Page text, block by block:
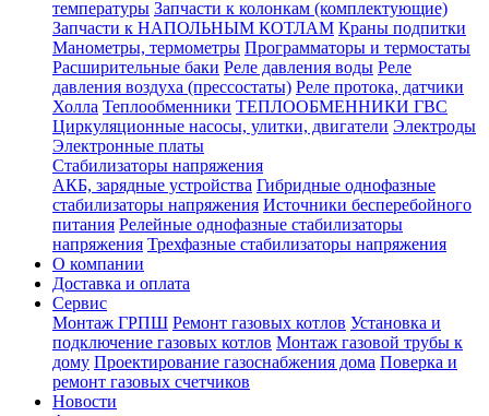
температуры Запчасти к колонкам (комплектующие)
Запчасти к НАПОЛЬНЫМ КОТЛАМ Краны подпитки
Манометры, термометры Программаторы и термостаты
Расширительные баки Реле давления воды Реле
давления воздуха (прессостаты) Реле протока, датчики
Холла Теплообменники ТЕПЛООБМЕННИКИ ГВС
Циркуляционные насосы, улитки, двигатели Электроды
Электронные платы
Стабилизаторы напряжения
АКБ, зарядные устройства Гибридные однофазные
стабилизаторы напряжения Источники бесперебойного
питания Релейные однофазные стабилизаторы
напряжения Трехфазные стабилизаторы напряжения
О компании
Доставка и оплата
Сервис
Монтаж ГРПШ Ремонт газовых котлов Установка и
подключение газовых котлов Монтаж газовой трубы к
дому Проектирование газоснабжения дома Поверка и
ремонт газовых счетчиков
Новости